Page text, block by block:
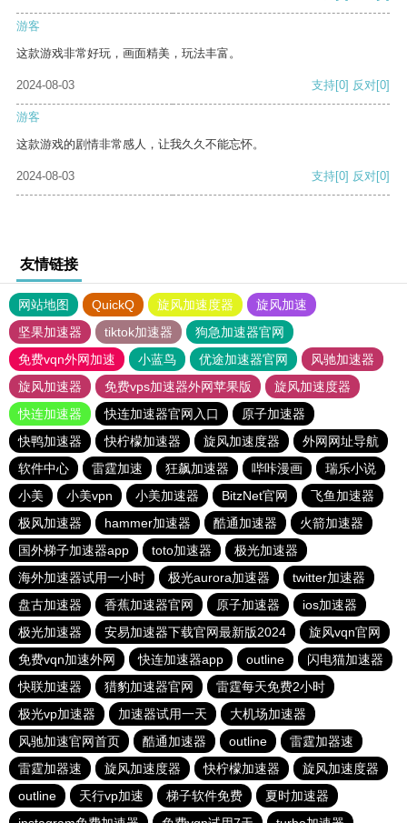
游客
这款游戏非常好玩，画面精美，玩法丰富。
2024-08-03 支持[0] 反对[0]
游客
这款游戏的剧情非常感人，让我久久不能忘怀。
2024-08-03 支持[0] 反对[0]
友情链接
网站地图 QuickQ 旋风加速度器
旋风加速
坚果加速器
tiktok加速器
狗急加速器官网
免费vqn外网加速
小蓝鸟 优途加速器官网
风驰加速器
旋风加速器
免费vps加速器外网苹果版
旋风加速度器
快连加速器
快连加速器官网入口
原子加速器
快鸭加速器
快柠檬加速器 旋风加速度器
外网网址导航
软件中心
雷霆加速 狂飙加速器 哔咔漫画
瑞乐小说
小美
小美vpn 小美加速器 BitzNet官网
飞鱼加速器
极风加速器
hammer加速器 酷通加速器
火箭加速器
国外梯子加速器app
toto加速器
极光加速器
海外加速器试用一小时
极光aurora加速器
twitter加速器
盘古加速器
香蕉加速器官网 原子加速器
ios加速器
极光加速器
安易加速器下载官网最新版2024
旋风vqn官网
免费vqn加速外网
快连加速器app outline
闪电猫加速器
快联加速器
猎豹加速器官网
雷霆每天免费2小时
极光vp加速器
加速器试用一天
大机场加速器
风驰加速官网首页
酷通加速器 outline
雷霆加器速
雷霆加器速
旋风加速度器 快柠檬加速器
旋风加速度器
outline
天行vp加速 梯子软件免费
夏时加速器